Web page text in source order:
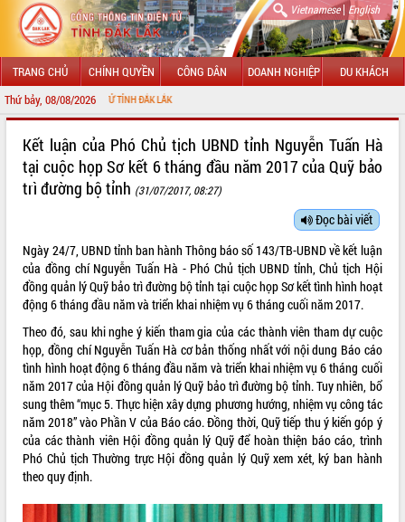
Vietnamese| English
TRANG CHỦ CHÍNH QUYỀN CÔNG DÂN DOANH NGHIỆP DU KHÁCH
Thứ bảy, 08/08/2026
TIN ĐIỆN TỬ TỈNH ĐẮK LẮK
LÃNH ĐẠO UBND TỈNH
SỞ, BAN, NGÀNH
UBND CÁC XÃ, PHƯỜNG
HỆ THỐNG VĂN BẢN
VĂN BẢN HĐND TỈNH
ĐIỂM TIN VĂN BẢN
QUY HOẠCH - KẾ HOẠCH
Kết luận của Phó Chủ tịch UBND tỉnh Nguyễn Tuấn Hà
tại cuộc họp Sơ kết 6 tháng đầu năm 2017 của Quỹ bảo
trì đường bộ tỉnh (31/07/2017, 08:27)
Đọc bài viết
Ngày 24/7, UBND tỉnh ban hành Thông báo số 143/TB-UBND về kết luận
của đồng chí Nguyễn Tuấn Hà - Phó Chủ tịch UBND tỉnh, Chủ tịch Hội
đồng quản lý Quỹ bảo trì đường bộ tỉnh tại cuộc họp Sơ kết tình hình hoạt
động 6 tháng đầu năm và triển khai nhiệm vụ 6 tháng cuối năm 2017.
Theo đó, sau khi nghe ý kiến tham gia của các thành viên tham dự cuộc
họp, đồng chí Nguyễn Tuấn Hà cơ bản thống nhất với nội dung Báo cáo
tình hình hoạt động 6 tháng đầu năm và triển khai nhiệm vụ 6 tháng cuối
năm 2017 của Hội đồng quản lý Quỹ bảo trì đường bộ tỉnh. Tuy nhiên, bổ
sung thêm “mục 5. Thực hiện xây dựng phương hướng, nhiệm vụ công tác
năm 2018” vào Phần V của Báo cáo. Đồng thời, Quỹ tiếp thu ý kiến góp ý
của các thành viên Hội đồng quản lý Quỹ để hoàn thiện báo cáo, trình
Phó Chủ tịch Thường trực Hội đồng quản lý Quỹ xem xét, ký ban hành
theo quy định.